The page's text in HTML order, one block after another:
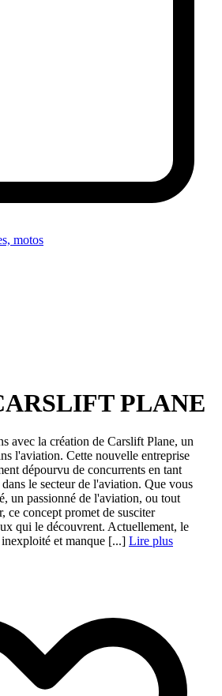
motos
PLANE
avec la création de Carslift Plane, un
l'aviation. Cette nouvelle entreprise
dépourvu de concurrents en tant
le secteur de l'aviation. Que vous
un passionné de l'aviation, ou tout
ce concept promet de susciter
qui le découvrent. Actuellement, le
et manque [...] Lire plus